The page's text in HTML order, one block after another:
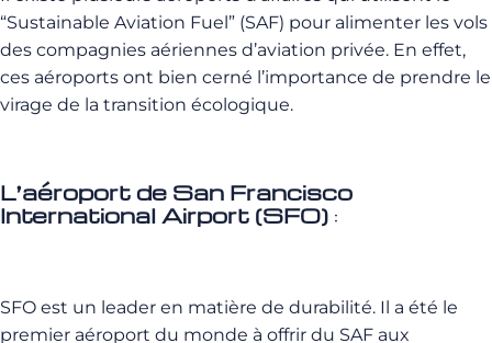
“Sustainable Aviation Fuel” (SAF) pour alimenter les vols
des compagnies aériennes d’aviation privée. En effet,
ces aéroports ont bien cerné l’importance de prendre le
virage de la transition écologique.
L’aéroport de San Francisco
International Airport (SFO) :
SFO est un leader en matière de durabilité. Il a été le
premier aéroport du monde à offrir du SAF aux